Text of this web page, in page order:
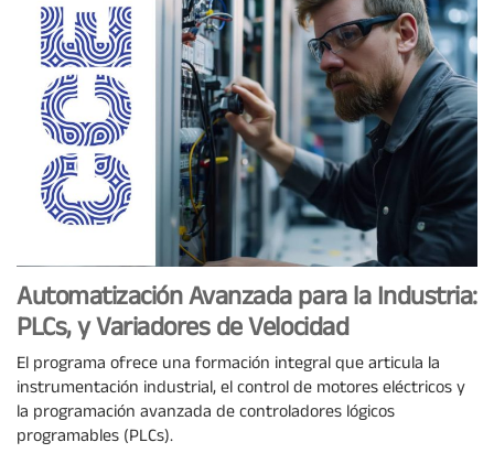
Automatización Avanzada para la Industria:
PLCs, y Variadores de Velocidad
El programa ofrece una formación integral que articula la
instrumentación industrial, el control de motores eléctricos y
la programación avanzada de controladores lógicos
programables (PLCs).